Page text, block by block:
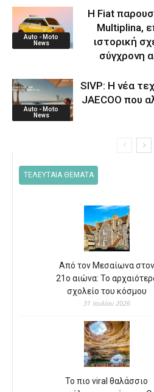
Auto - Moto
News
Η Fiat
Multiplina,
ιστορική
σύγχρονη
Auto - Moto
News
SIVP: Η νέα
JAECOO που
ΤΕΛΕΥΤΑΙΑ ΘΕΜΑΤΑ
Από τον Μεσαίωνα στον
21ο αιώνα: Το
σχολείο του κόσμου
31 Ιουλίου 2026
Το πιο viral θαλάσσιο